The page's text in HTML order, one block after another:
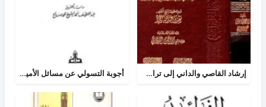
إرشاد القاصي والداني إلى تراجم شيوخ الطبراني أجوبة التسولي عن مسائل الأمير عبد القادر في الجهاد